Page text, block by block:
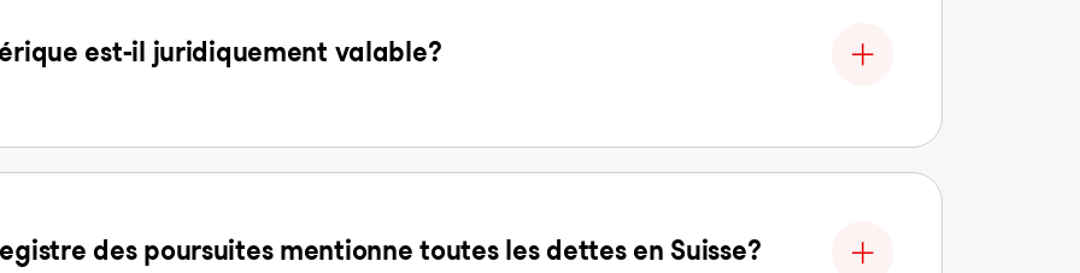
est-il juridiquement valable?
des poursuites mentionne toutes les dettes en Suisse?